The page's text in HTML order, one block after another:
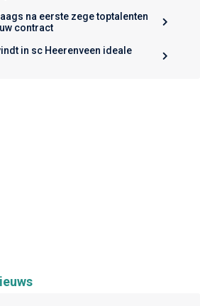
na eerste zege toptalenten
contract
in sc Heerenveen ideale